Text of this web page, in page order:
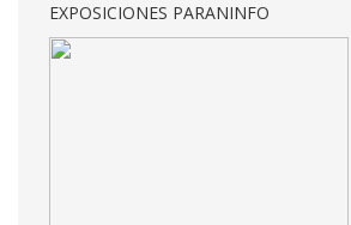
EXPOSICIONES PARANINFO